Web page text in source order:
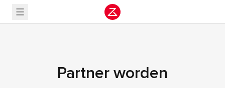
Partner worden